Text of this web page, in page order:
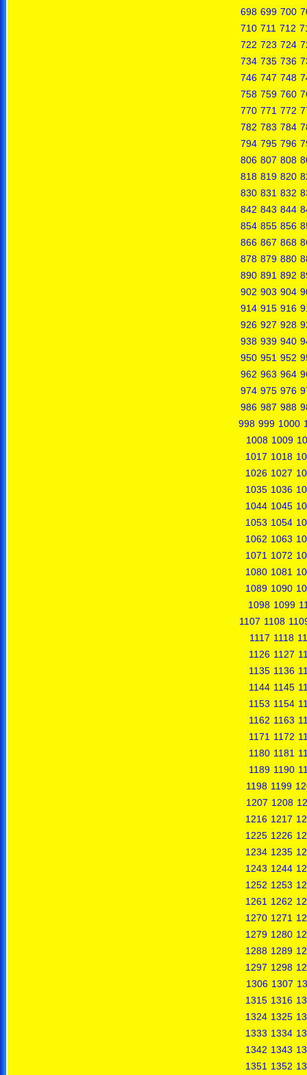
698 699 700
710 711 712
722 723 724
734 735 736
746 747 748
758 759 760
770 771 772
782 783 784
794 795 796
806 807 808
818 819 820
830 831 832
842 843 844
854 855 856
866 867 868
878 879 880
890 891 892
902 903 904
914 915 916
926 927 928
938 939 940
950 951 952
962 963 964
974 975 976
986 987 988
998 999 1000
1008 1009
1017 1018
1026 1027
1035 1036
1044 1045
1053 1054
1062 1063
1071 1072
1080 1081
1089 1090
1098 1099
1107 1108
1117 1118
1126 1127
1135 1136
1144 1145
1153 1154
1162 1163
1171 1172
1180 1181
1189 1190
1198 1199
1207 1208
1216 1217
1225 1226
1234 1235
1243 1244
1252 1253
1261 1262
1270 1271
1279 1280
1288 1289
1297 1298
1306 1307
1315 1316
1324 1325
1333 1334
1342 1343
1351 1352